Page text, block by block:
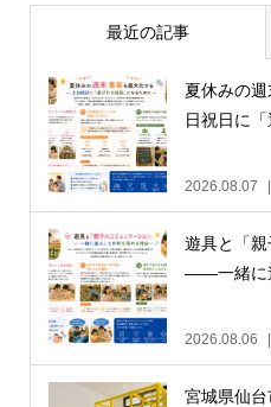
最近の記事
夏休みの
日祝日に「
2026.08.07
遊具と「親
——一緒に
2026.08.06
宮城県仙